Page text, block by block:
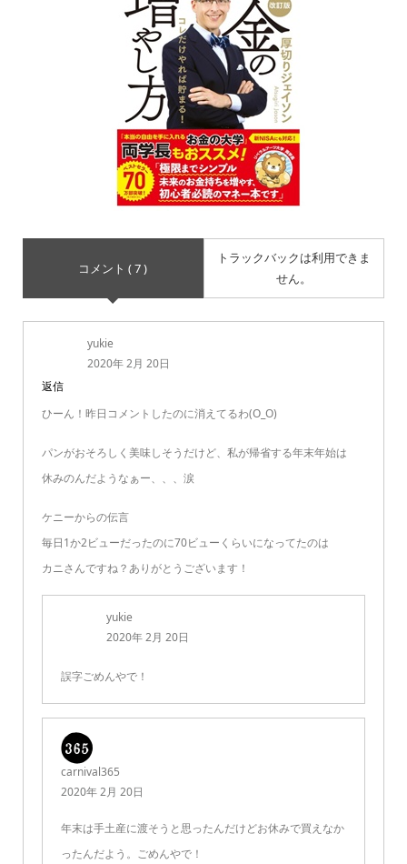
コメント ( 7 )
トラックバックは利用できま
せん。
yukie
2020年 2月 20日
返信
ひーん！昨日コメントしたのに消えてるわ(O_O)
パンがおそろしく美味しそうだけど、私が帰省する年末年始は
休みのんだようなぁー、、、涙
ケニーからの伝言
毎日1か2ビューだったのに70ビューくらいになってたのは
カニさんですね？ありがとうございます！
yukie
2020年 2月 20日
誤字ごめんやで！
carnival365
2020年 2月 20日
年末は手土産に渡そうと思ったんだけどお休みで買えなか
ったんだよう。ごめんやで！